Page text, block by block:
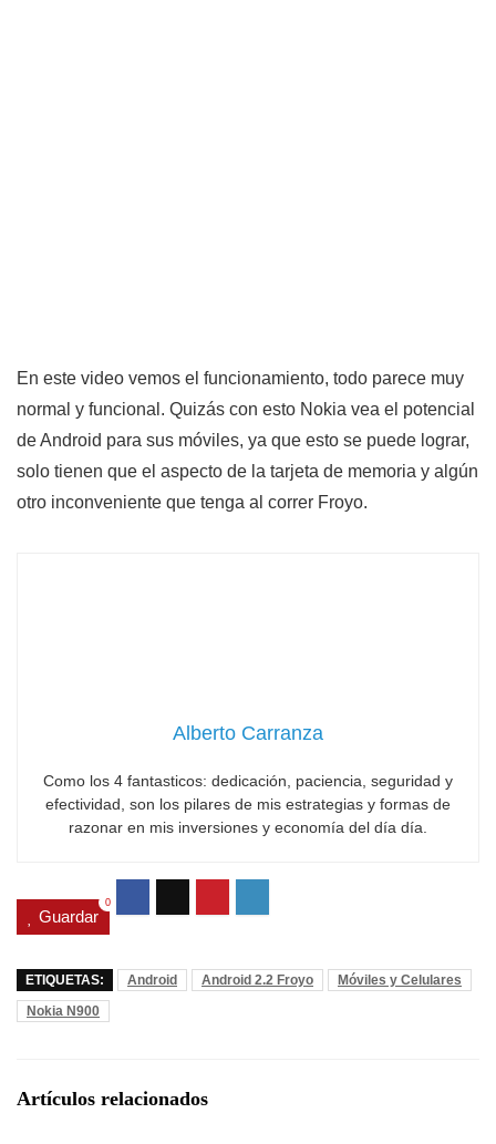
En este video vemos el funcionamiento, todo parece muy
normal y funcional. Quizás con esto Nokia vea el potencial
de Android para sus móviles, ya que esto se puede lograr,
solo tienen que el aspecto de la tarjeta de memoria y algún
otro inconveniente que tenga al correr Froyo.
Alberto Carranza
Como los 4 fantasticos: dedicación, paciencia, seguridad y
efectividad, son los pilares de mis estrategias y formas de
razonar en mis inversiones y economía del día día.
Guardar
0
ETIQUETAS: Android Android 2.2 Froyo
Móviles y Celulares
Nokia N900
Artículos relacionados